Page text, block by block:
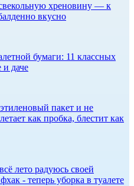
хреновину — к
вкусно
бумаги: 11 классных
и даче
пакет и не
как пробка, блестит как
лето радуюсь своей
- теперь уборка в туалете